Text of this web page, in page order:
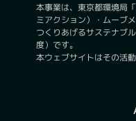
本事業は、東京都環境局
ミアクション）・ムーブ
つくりあげるサステナブ
度）です。
本ウェブサイトはその活